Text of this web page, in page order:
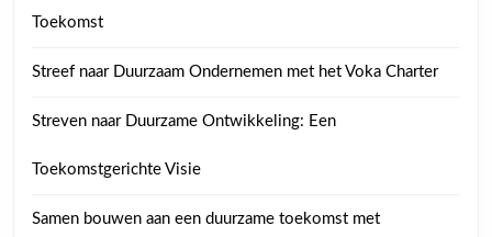
Toekomst
Streef naar Duurzaam Ondernemen met het Voka Charter
Streven naar Duurzame Ontwikkeling: Een
Toekomstgerichte Visie
Samen bouwen aan een duurzame toekomst met